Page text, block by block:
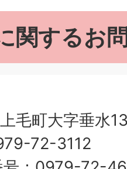
関するお
毛町大字垂水
72-3112